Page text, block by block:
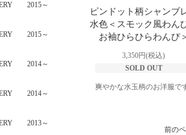
ピンドット柄シャンブ
水色＜スモック風わん
お袖ひらひらわんぴ
3,350円(税込)
SOLD OUT
爽やかな水玉柄のお洋服で
前の
2015～
2015～
2014～
2014～
2013～